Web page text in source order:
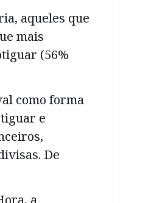
aqueles que
mais
(56%
como forma
e
De